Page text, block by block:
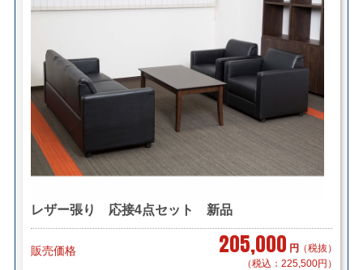
レザー張り 応接4点セット 新品
販売価格 205,000 円 （税抜）
（税込：225,500円）